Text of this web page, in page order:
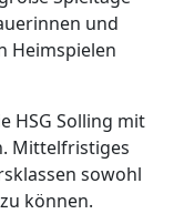
und
Heimspielen
HSG Solling mit
Mittelfristiges
sowohl
können.